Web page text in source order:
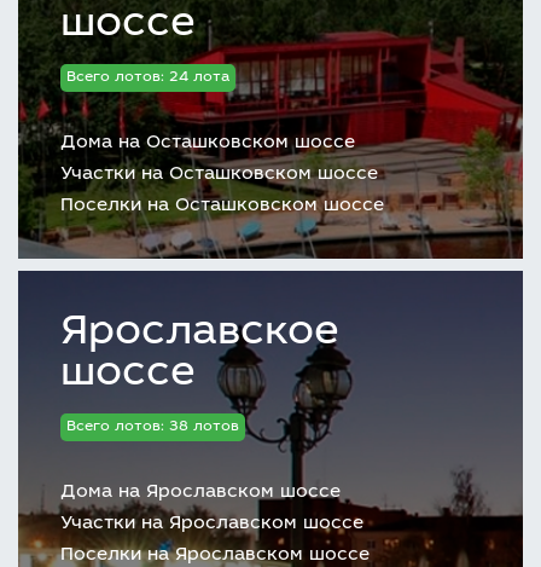
шоссе
Всего лотов: 24 лота
Дома на Осташковском шоссе
Участки на Осташковском шоссе
Поселки на Осташковском шоссе
Ярославское
шоссе
Всего лотов: 38 лотов
Дома на Ярославском шоссе
Участки на Ярославском шоссе
Поселки на Ярославском шоссе